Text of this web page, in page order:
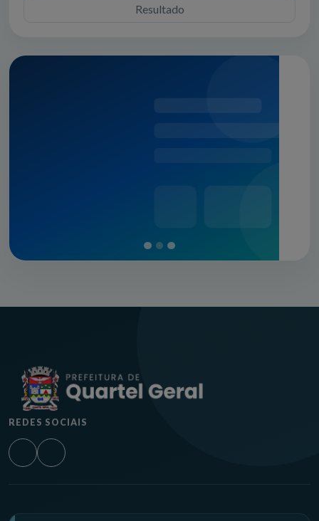
Resultado
REDES SOCIAIS